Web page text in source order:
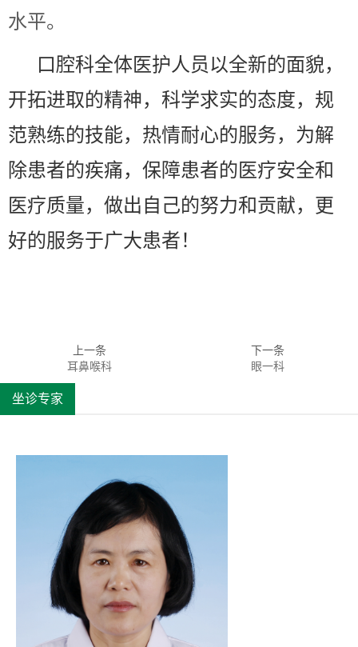
水平。
口腔科全体医护人员以全新的面貌，
开拓进取的精神，科学求实的态度，规
范熟练的技能，热情耐心的服务，为解
除患者的疾痛，保障患者的医疗安全和
医疗质量，做出自己的努力和贡献，更
好的服务于广大患者！
上一条
耳鼻喉科
下一条
眼一科
坐诊专家